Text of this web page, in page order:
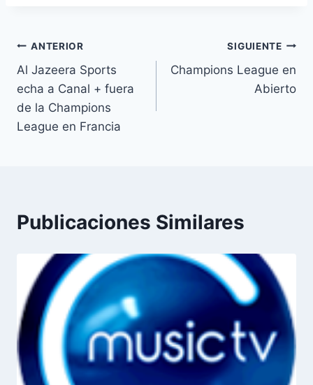
Navegación
de
entradas
ANTERIOR
Al Jazeera Sports
echa a Canal + fuera
de la Champions
League en Francia
SIGUIENTE
Champions League en
Abierto
Publicaciones Similares